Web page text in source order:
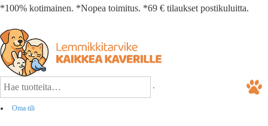
*100% kotimainen. *Nopea toimitus. *69 € tilaukset postikuluitta.
Oma tili